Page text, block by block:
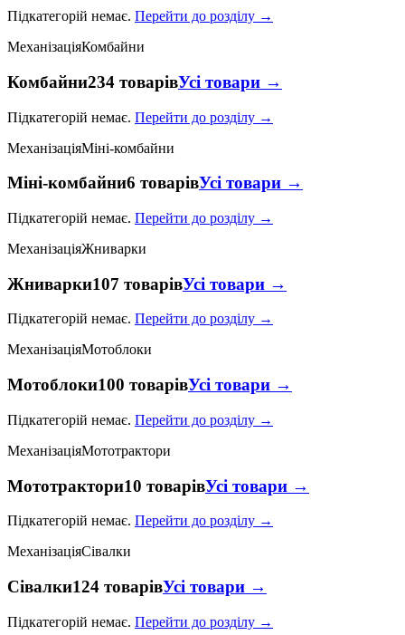
Підкатегорій немає. Перейти до розділу →
МеханізаціяКомбайни
Комбайни234 товарівУсі товари →
Підкатегорій немає. Перейти до розділу →
МеханізаціяМіні-комбайни
Міні-комбайни6 товарівУсі товари →
Підкатегорій немає. Перейти до розділу →
МеханізаціяЖниварки
Жниварки107 товарівУсі товари →
Підкатегорій немає. Перейти до розділу →
МеханізаціяМотоблоки
Мотоблоки100 товарівУсі товари →
Підкатегорій немає. Перейти до розділу →
МеханізаціяМототрактори
Мототрактори10 товарівУсі товари →
Підкатегорій немає. Перейти до розділу →
МеханізаціяСівалки
Сівалки124 товарівУсі товари →
Підкатегорій немає. Перейти до розділу →